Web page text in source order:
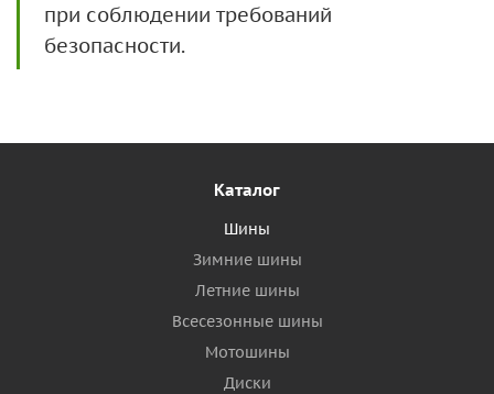
при соблюдении требований
безопасности.
Каталог
Шины
Зимние шины
Летние шины
Всесезонные шины
Мотошины
Диски